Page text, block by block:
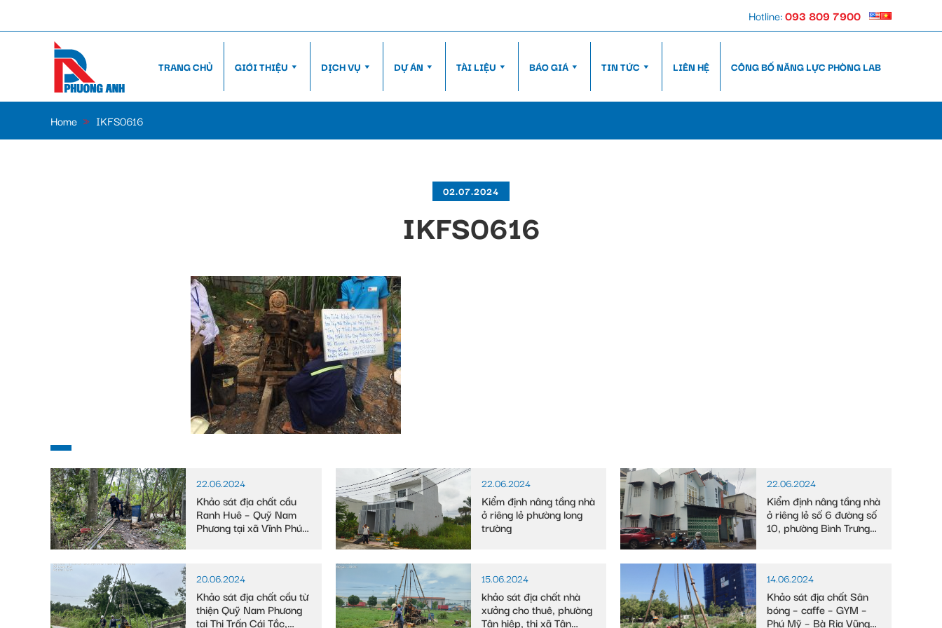
Hotline:093 809 7900
TRANG CHỦ GIỚI THIỆU DỊCH VỤ DỰ ÁN TÀI LIỆU BÁO GIÁ TIN TỨC LIÊN HỆ CÔNG BỐ NĂNG LỰC PHÒNG LAB
Home » IKFS0616
02.07.2024
IKFS0616
22.06.2024
Khảo sát địa chất cầu
Ranh Huê – Quỹ Nam
Phương tại xã Vĩnh Phú
22.06.2024
Kiểm định nâng tầng nhà
ở riêng lẻ phường long
trường
22.06.2024
Kiểm định nâng tầng nhà
ở riêng lẻ số 6 đường số
10, phường Bình Trưng
20.06.2024
Khảo sát địa chất cầu từ
thiện Quỹ Nam Phương
tại Thị Trấn Cái Tắc,
15.06.2024
khảo sát địa chất nhà
xưởng cho thuê, phường
Tân hiệp, thị xã Tân
14.06.2024
Khảo sát địa chất Sân
bóng – caffe – GYM –
Phú Mỹ – Bà Rịa Vũng